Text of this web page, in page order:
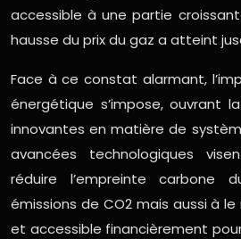
accessible à une partie
hausse du prix du gaz a atteint
Face à ce constat alarmant,
énergétique s’impose, ouvrant
innovantes en matière de
avancées technologiques
réduire l’empreinte carbone
émissions de CO2 mais aussi à
et accessible financièrement